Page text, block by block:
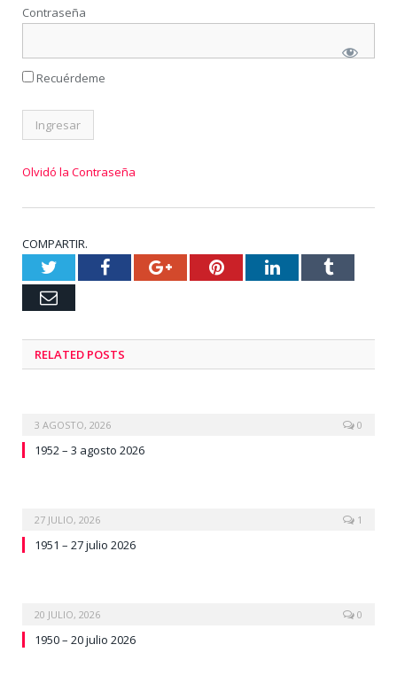
Contraseña
Recuérdeme
Olvidó la Contraseña
COMPARTIR.
TwitterFacebookGoogle+PinterestLinkedInTumblr
Email
RELATED POSTS
3 AGOSTO, 2026 0
1952 – 3 agosto 2026
27 JULIO, 2026 1
1951 – 27 julio 2026
20 JULIO, 2026 0
1950 – 20 julio 2026